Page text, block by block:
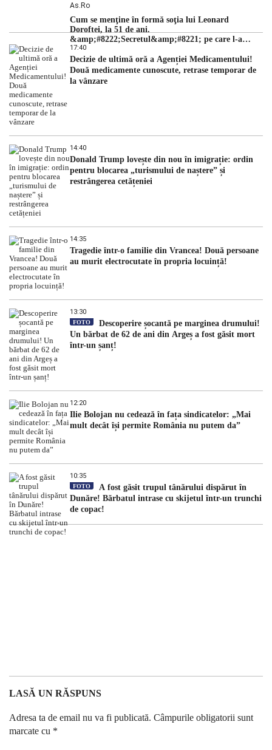
As.ro
Cum se menţine în formă soţia lui Leonard
Doroftei, la 51 de ani.
&amp;#8222;Secretul&amp;#8221; pe care l-a
dezvăluit
17:40
Decizie de ultimă oră a Agenției Medicamentului!
Două medicamente cunoscute, retrase temporar de
la vânzare
14:40
Donald Trump lovește din nou în imigrație: ordin
pentru blocarea „turismului de naștere” și
restrângerea cetățeniei
14:35
Tragedie într-o familie din Vrancea! Două persoane
au murit electrocutate în propria locuință!
13:30
FOTO
Descoperire șocantă pe marginea drumului!
Un bărbat de 62 de ani din Argeș a fost găsit mort
într-un șanț!
12:20
Ilie Bolojan nu cedează în fața sindicatelor: „Mai
mult decât își permite România nu putem da”
10:35
FOTO
A fost găsit trupul tânărului dispărut în
Dunăre! Bărbatul intrase cu skijetul într-un trunchi
de copac!
LASĂ UN RĂSPUNS
Adresa ta de email nu va fi publicată. Câmpurile obligatorii sunt
marcate cu *